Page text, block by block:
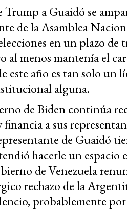
a Guaidó se
de la Asamblea
en un plazo de
menos mantenía el
este año es tan solo un
alguna.
de Biden continúa
a sus
de Guaidó
hacerle un
de Venezuela
rechazo de la
probablemente